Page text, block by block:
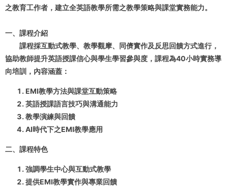
之教育工作者，建立全英語教學所需之教學策略與課堂實務能力。
一、課程介紹
課程採互動式教學、教學觀摩、同儕實作及反思回饋方式進行，
協助教師提升英語授課信心與學生學習參與度，課程為40小時實務導
向培訓，內容涵蓋：
EMI教學方法與課堂互動策略
英語授課語言技巧與溝通能力
教學演練與回饋
AI時代下之EMI教學應用
二、課程特色
強調學生中心與互動式教學
提供EMI教學實作與專業回饋